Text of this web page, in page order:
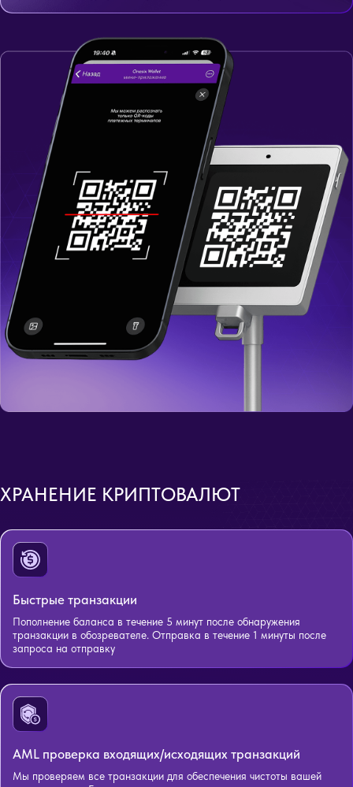
ХРАНЕНИЕ КРИПТОВАЛЮТ
Быстрые транзакции
Пополнение баланса в течение 5 минут после обнаружения
транзакции в обозревателе. Отправка в течение 1 минуты после
запроса на отправку
AML проверка входящих/исходящих транзакций
Мы проверяем все транзакции для обеспечения чистоты вашей